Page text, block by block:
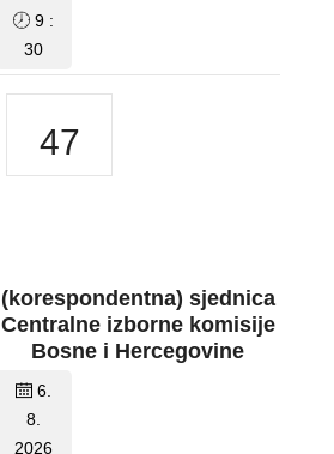
9 :
30
47
(korespondentna) sjednica
Centralne izborne komisije
Bosne i Hercegovine
6.
8.
2026